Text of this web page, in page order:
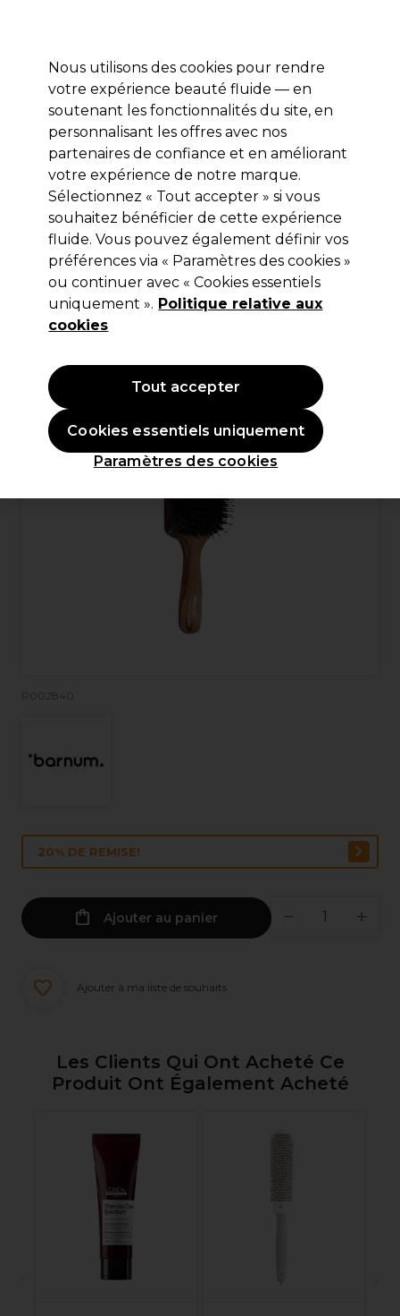
Se connecter
Marques Bons plans Coiffure Electro et Matériel
Livraison et délais
lire la suite
Barnum
Barnum Brosse plate Ysocel grande
5
18,68 €23,35 € Hors TVA(TARIF PROFESSIONNEL)
22,42 €TVA incluse)
OFFRE
P002840
20% DE REMISE!
Ajouter au panier
Ajouter à ma liste de souhaits
Les Clients Qui Ont Acheté Ce
Produit Ont Également Acheté
Nous utilisons des cookies pour rendre
votre expérience beauté fluide — en
soutenant les fonctionnalités du site, en
personnalisant les offres avec nos
partenaires de confiance et en améliorant
votre expérience de notre marque.
Sélectionnez « Tout accepter » si vous
souhaitez bénéficier de cette expérience
fluide. Vous pouvez également définir vos
préférences via « Paramètres des cookies »
ou continuer avec « Cookies essentiels
uniquement ». Politique relative aux
cookies
Paramètres des cookies
Cookies essentiels uniquement
Tout accepter